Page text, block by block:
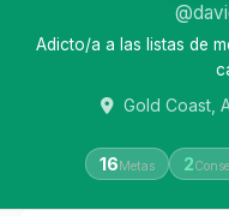
Adicto/a a las listas de
Gold Coast,
16Metas 2